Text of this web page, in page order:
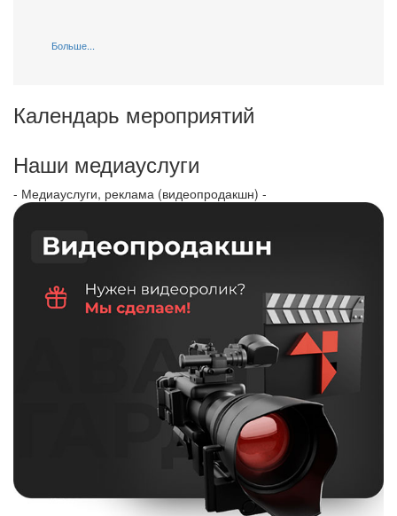
Больше...
Календарь мероприятий
Наши медиауслуги
- Медиауслуги, реклама (видеопродакшн) -